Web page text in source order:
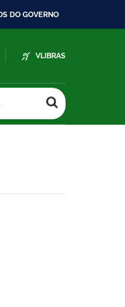
DO GOVERNO
VLIBRAS